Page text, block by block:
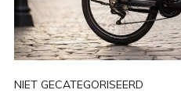
NIET GECATEGORISEERD